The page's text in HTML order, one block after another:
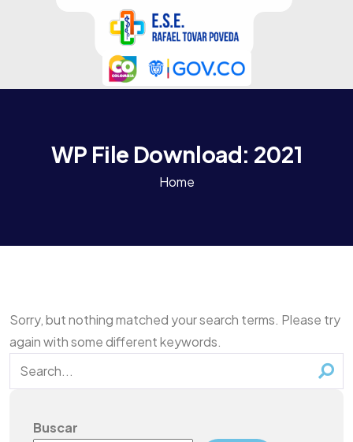
WP File Download: 2021
Home
Sorry, but nothing matched your search terms. Please try
again with some different keywords.
Buscar